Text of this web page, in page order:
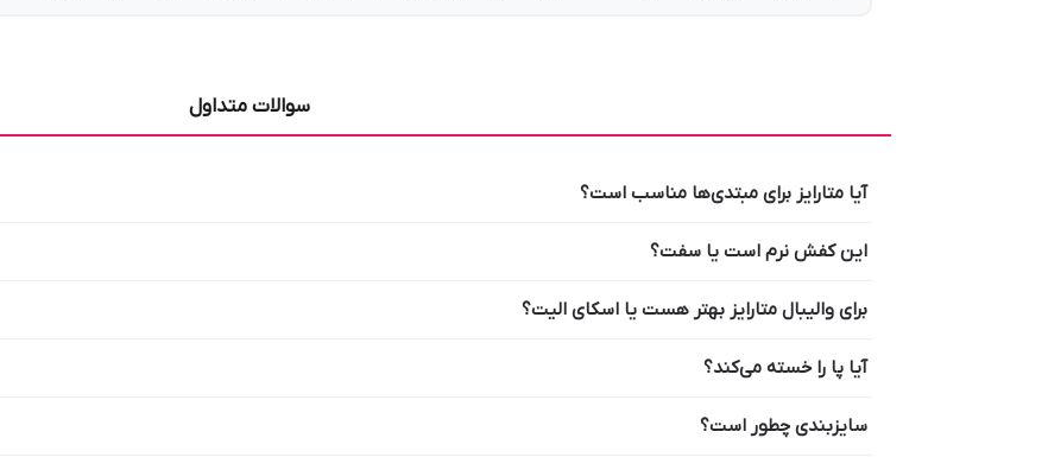
سوالات متداول
آیا متارایز برای مبتدی‌ها مناسب است؟
این کفش نرم است یا سفت؟
برای والیبال متارایز بهتر هست یا اسکای الیت؟
آیا پا را خسته می‌کند؟
سایزبندی چطور است؟